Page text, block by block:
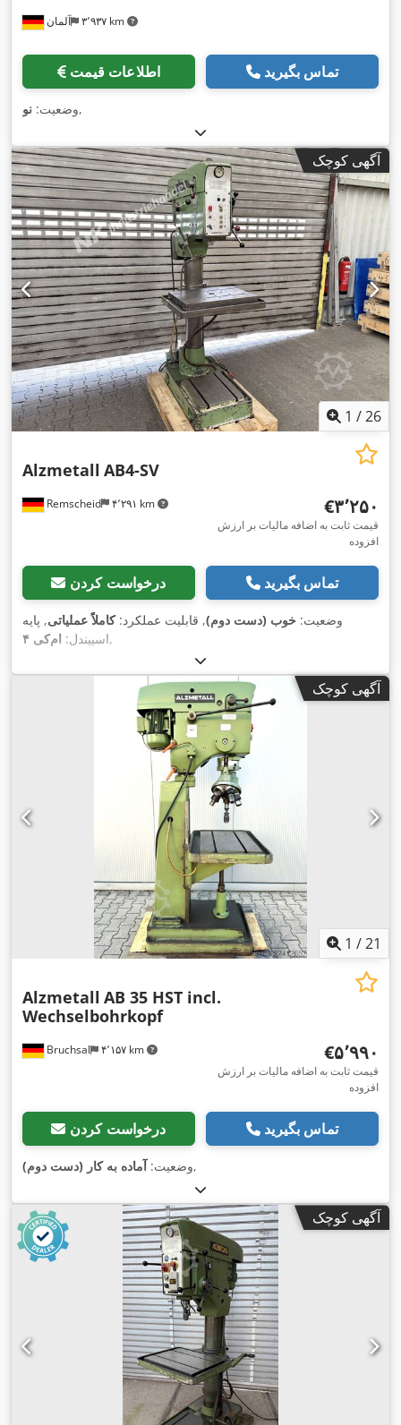
آلمان ۳٬۹۳۷ km
اطلاعات قیمت تماس بگیرید
وضعیت: نو ,
آگهی کوچک
1 /26
Remscheid ۴٬۲۹۱ km
Alzmetall AB4-SV
‎€۳٬۲۵۰
قیمت ثابت به اضافه مالیات بر ارزش
افزوده
درخواست کردن تماس بگیرید
وضعیت: خوب (دست دوم), قابلیت عملکرد:کاملاً عملیاتی, پایه
اسپیندل: ام‌کی ۴ ,
آگهی کوچک
1 /21
Bruchsal ۴٬۱۵۷ km
Alzmetall AB 35 HST incl.
Wechselbohrkopf
‎€۵٬۹۹۰
قیمت ثابت به اضافه مالیات بر ارزش
افزوده
درخواست کردن تماس بگیرید
وضعیت: آماده به کار (دست دوم) ,
آگهی کوچک